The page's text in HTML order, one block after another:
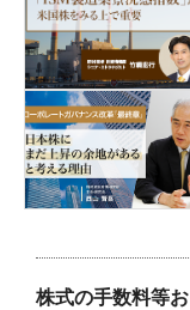
株式の手数料等